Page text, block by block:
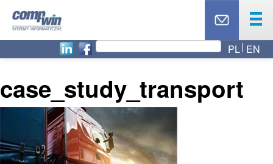
USŁUGI
PARTNERZY
CASE STUDY
AKTUALNOŚCI
PL EN
case_study_transport